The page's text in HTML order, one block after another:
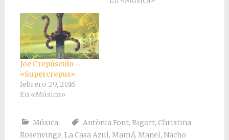
Joe Crepúsculo –
«Supercrepus»
febrero 29, 2016
En «Música»
Música Antònia Font, Bigott, Christina
Rosenvinge, La Casa Azul, Mamá, Manel, Nacho